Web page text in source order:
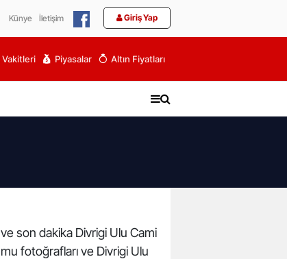
Künye İletişim Giriş Yap
Vakitleri Piyasalar Altın Fiyatları
son dakika Divrigi Ulu Cami
fotoğrafları ve Divrigi Ulu